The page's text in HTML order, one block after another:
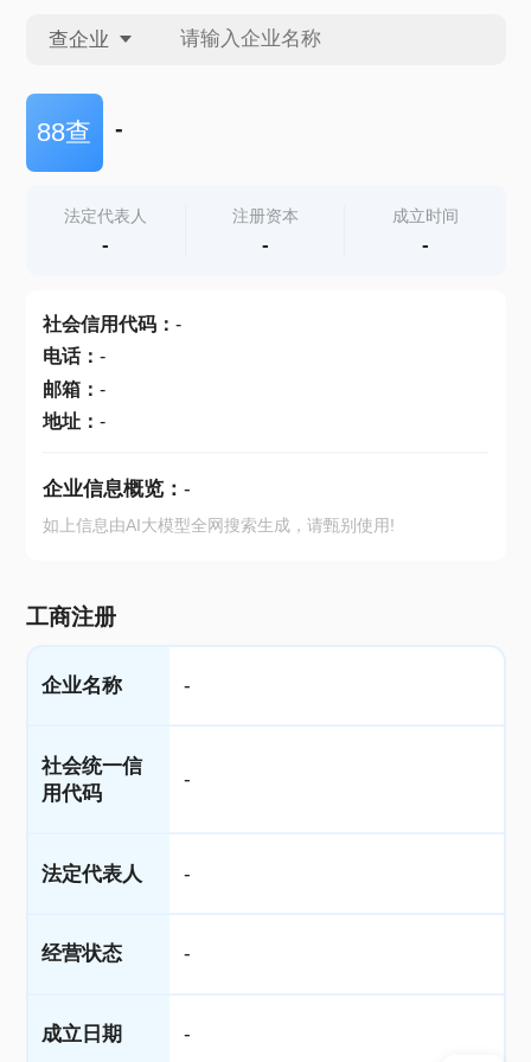
查企业
查企业
查产地
88查 -
法定代表人
-
注册资本
-
成立时间
-
社会信用代码： -
电话： -
邮箱： -
地址： -
企业信息概览： -
如上信息由AI大模型全网搜索生成，请甄别使用!
工商注册
企业名称 -
社会统一信
用代码
-
法定代表人 -
经营状态 -
成立日期 -